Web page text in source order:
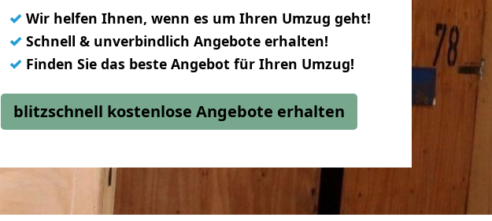
✓ Wir helfen Ihnen, wenn es um Ihren Umzug geht!
✓ Schnell & unverbindlich Angebote erhalten!
✓ Finden Sie das beste Angebot für Ihren Umzug!
blitzschnell kostenlose Angebote erhalten